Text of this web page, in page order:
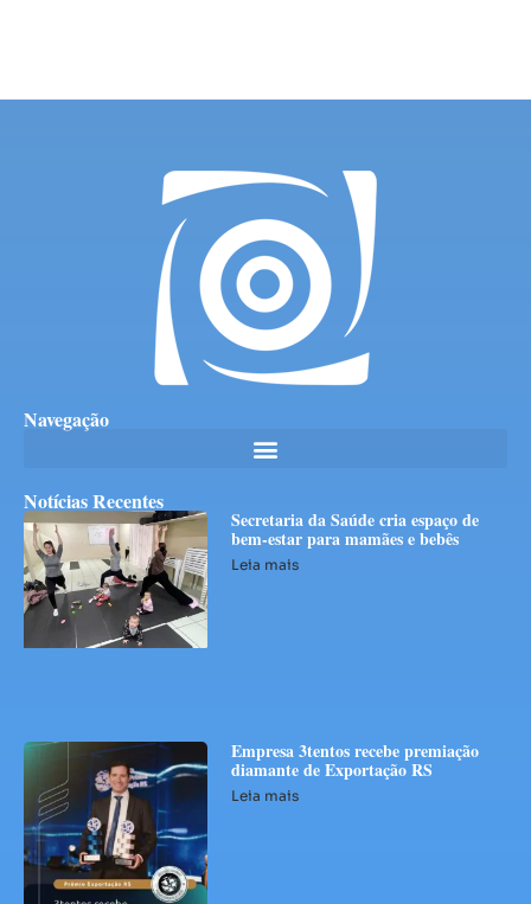
Navegação
Notícias Recentes
Secretaria da Saúde cria espaço de
bem-estar para mamães e bebês
Leia mais
Empresa 3tentos recebe premiação
diamante de Exportação RS
Leia mais